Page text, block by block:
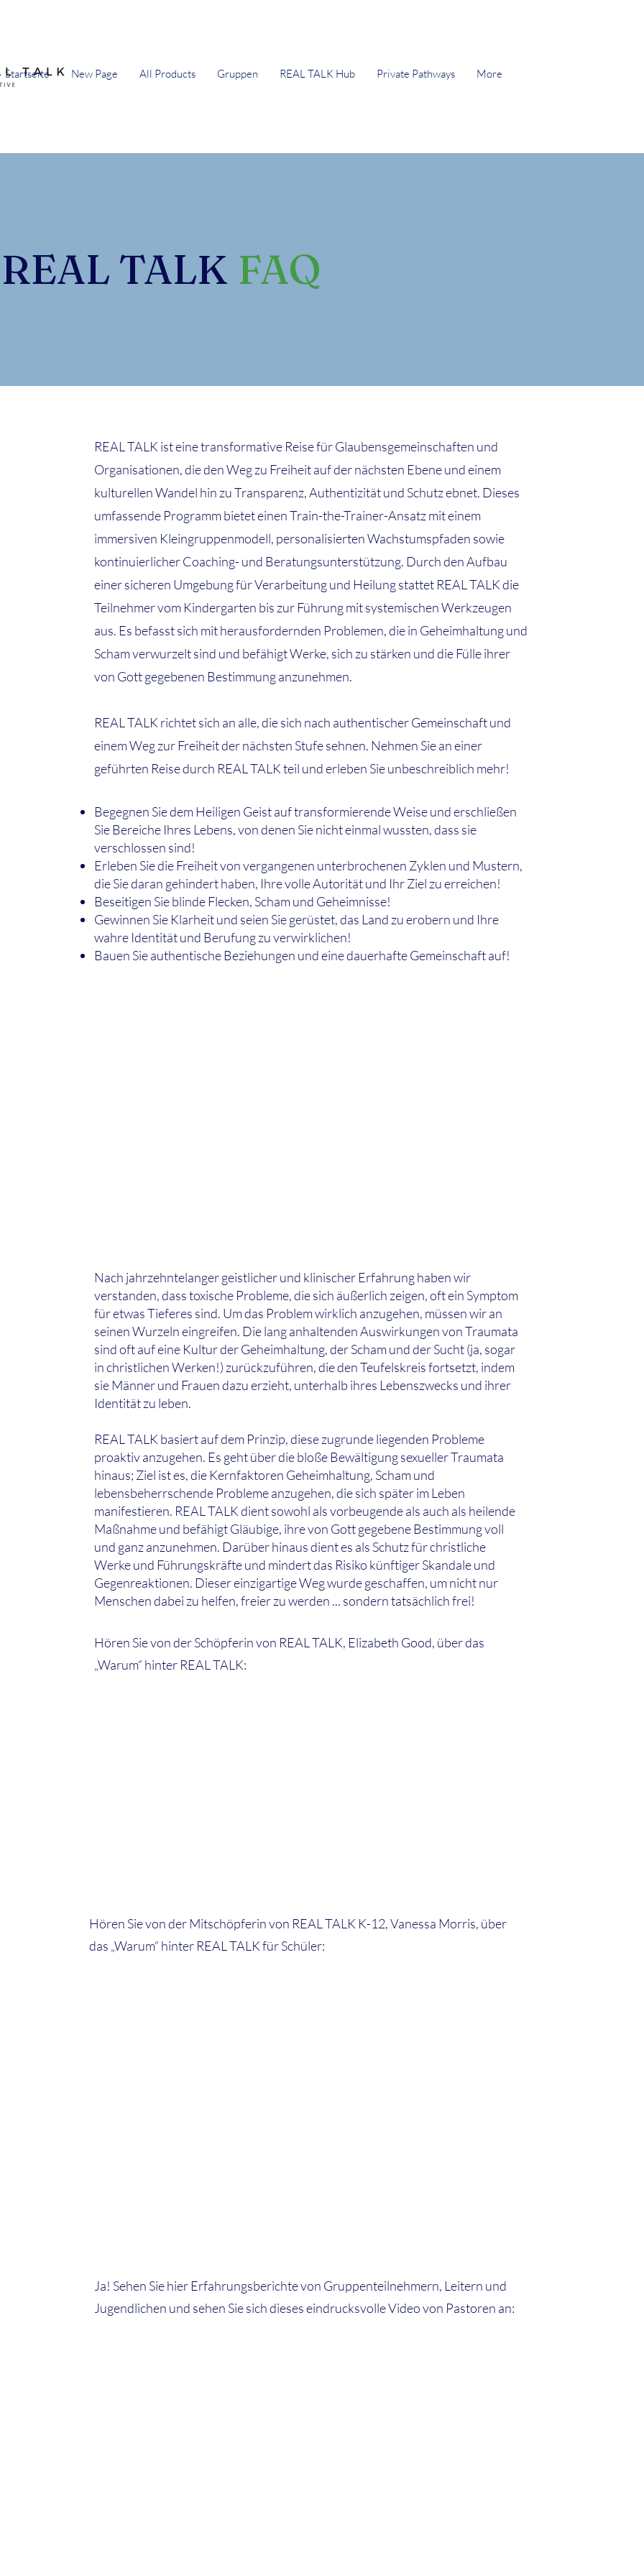
Startseite New Page All Products Gruppen REAL TALK Hub Private Pathways More
REAL TALK FAQ
REAL TALK ist eine transformative Reise für Glaubensgemeinschaften und
Organisationen, die den Weg zu Freiheit auf der nächsten Ebene und einem
kulturellen Wandel hin zu Transparenz, Authentizität und Schutz ebnet. Dieses
umfassende Programm bietet einen Train-the-Trainer-Ansatz mit einem
immersiven Kleingruppenmodell, personalisierten Wachstumspfaden sowie
kontinuierlicher Coaching- und Beratungsunterstützung. Durch den Aufbau
einer sicheren Umgebung für Verarbeitung und Heilung stattet REAL TALK die
Teilnehmer vom Kindergarten bis zur Führung mit systemischen Werkzeugen
aus. Es befasst sich mit herausfordernden Problemen, die in Geheimhaltung und
Scham verwurzelt sind und befähigt Werke, sich zu stärken und die Fülle ihrer
von Gott gegebenen Bestimmung anzunehmen.
REAL TALK richtet sich an alle, die sich nach authentischer Gemeinschaft und
einem Weg zur Freiheit der nächsten Stufe sehnen. Nehmen Sie an einer
geführten Reise durch REAL TALK teil und erleben Sie unbeschreiblich mehr!
Begegnen Sie dem Heiligen Geist auf transformierende Weise und erschließen
Sie Bereiche Ihres Lebens, von denen Sie nicht einmal wussten, dass sie
verschlossen sind!
Erleben Sie die Freiheit von vergangenen unterbrochenen Zyklen und Mustern,
die Sie daran gehindert haben, Ihre volle Autorität und Ihr Ziel zu erreichen!
Beseitigen Sie blinde Flecken, Scham und Geheimnisse!
Gewinnen Sie Klarheit und seien Sie gerüstet, das Land zu erobern und Ihre
wahre Identität und Berufung zu verwirklichen!
Bauen Sie authentische Beziehungen und eine dauerhafte Gemeinschaft auf!
Nach jahrzehntelanger geistlicher und klinischer Erfahrung haben wir
verstanden, dass toxische Probleme, die sich äußerlich zeigen, oft ein Symptom
für etwas Tieferes sind. Um das Problem wirklich anzugehen, müssen wir an
seinen Wurzeln eingreifen. Die lang anhaltenden Auswirkungen von Traumata
sind oft auf eine Kultur der Geheimhaltung, der Scham und der Sucht (ja, sogar
in christlichen Werken!) zurückzuführen, die den Teufelskreis fortsetzt, indem
sie Männer und Frauen dazu erzieht, unterhalb ihres Lebenszwecks und ihrer
Identität zu leben.
REAL TALK basiert auf dem Prinzip, diese zugrunde liegenden Probleme
proaktiv anzugehen. Es geht über die bloße Bewältigung sexueller Traumata
hinaus; Ziel ist es, die Kernfaktoren Geheimhaltung, Scham und
lebensbeherrschende Probleme anzugehen, die sich später im Leben
manifestieren. REAL TALK dient sowohl als vorbeugende als auch als heilende
Maßnahme und befähigt Gläubige, ihre von Gott gegebene Bestimmung voll
und ganz anzunehmen. Darüber hinaus dient es als Schutz für christliche
Werke und Führungskräfte und mindert das Risiko künftiger Skandale und
Gegenreaktionen. Dieser einzigartige Weg wurde geschaffen, um nicht nur
Menschen dabei zu helfen, freier zu werden ... sondern tatsächlich frei!
Hören Sie von der Schöpferin von REAL TALK, Elizabeth Good, über das
„Warum“ hinter REAL TALK:
Hören Sie von der Mitschöpferin von REAL TALK K-12, Vanessa Morris, über
das „Warum“ hinter REAL TALK für Schüler:
Ja! Sehen Sie hier Erfahrungsberichte von Gruppenteilnehmern, Leitern und
Jugendlichen und sehen Sie sich dieses eindrucksvolle Video von Pastoren an: